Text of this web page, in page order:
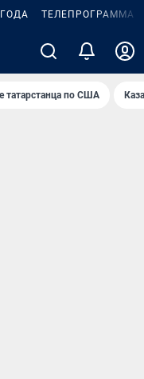
ТЕЛЕПРОГРАММА
татарстанца по США